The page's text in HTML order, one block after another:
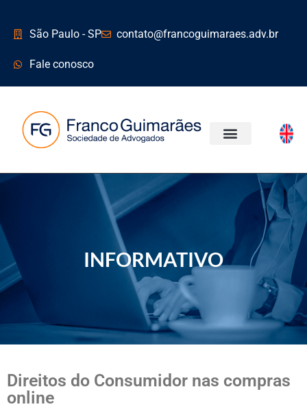
São Paulo - SP contato@francoguimaraes.adv.br
Fale conosco
INFORMATIVO
Direitos do Consumidor nas compras
online